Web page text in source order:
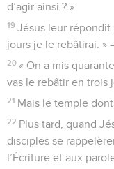
d’agir ainsi ? »
19 Jésus leur répondit
jours je le rebâtirai. »
20 « On a mis
vas le rebâtir en trois
21 Mais le temple dont
22 Plus tard, quand
disciples se
l’Écriture et aux